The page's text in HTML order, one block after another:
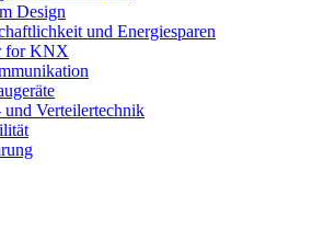
Design
und Energiesparen
for KNX
und Verteilertechnik